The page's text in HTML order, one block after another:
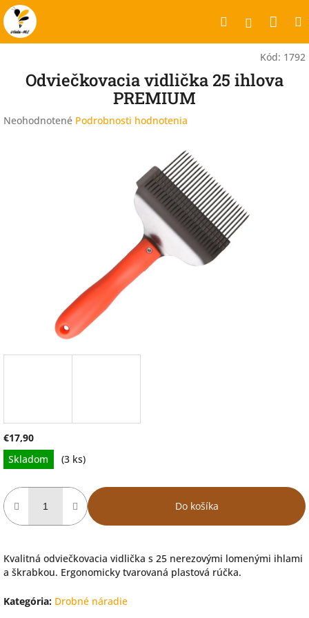
Prejsť
na
obsah
Hľadať
Kód: 1792
Odviečkovacia vidlička 25 ihlova
PREMIUM
Priemerné
Neohodnotené Podrobnosti hodnotenia
€17,90
Jednotková
cena:
Skladom (3 ks)
Do košíka
Kvalitná odviečkovacia vidlička s 25 nerezovými lomenými ihlami
a škrabkou. Ergonomicky tvarovaná plastová rúčka.
Kategória: Drobné náradie